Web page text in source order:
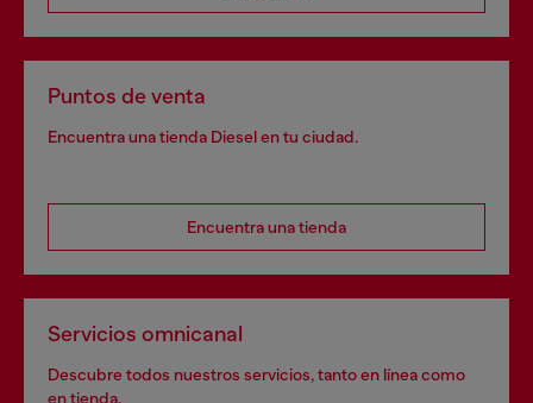
Puntos de venta
Encuentra una tienda Diesel en tu ciudad.
Encuentra una tienda
Servicios omnicanal
Descubre todos nuestros servicios, tanto en línea como
en tienda.